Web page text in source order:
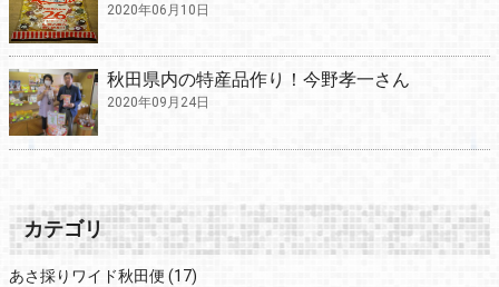
2020年06月10日
秋田県内の特産品作り！今野孝一さん
2020年09月24日
カテゴリ
あさ採りワイド秋田便 (17)